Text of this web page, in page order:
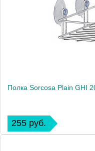
Полка Sorcosa Plain GHI
255 руб.